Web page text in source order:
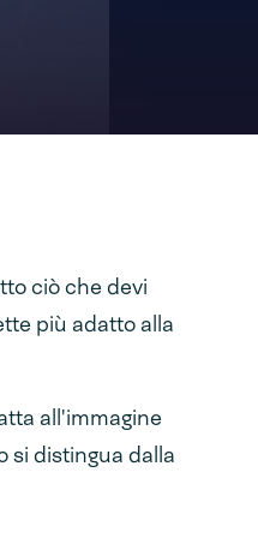
ciò che devi
più adatto alla
all'immagine
si distingua dalla